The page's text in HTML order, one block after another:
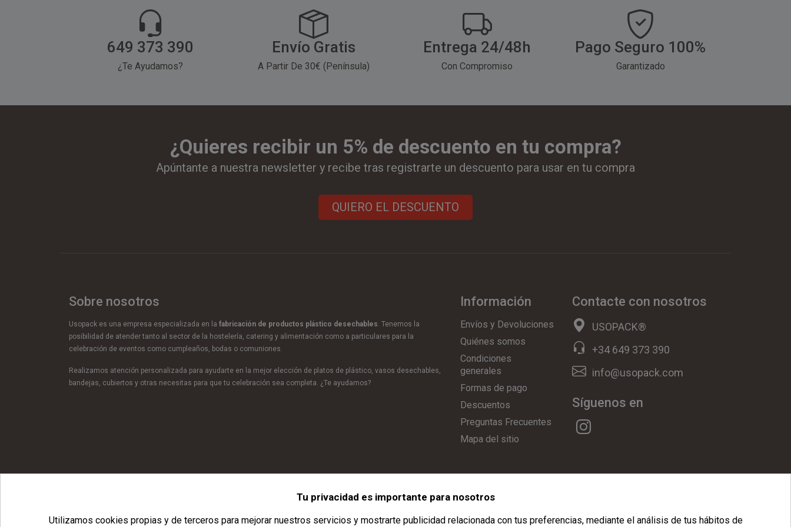
649 373 390
¿Te Ayudamos?
Envío Gratis
A Partir De 30€ (Península)
Entrega 24/48h
Con Compromiso
Pago Seguro 100%
Garantizado
¿Quieres recibir un 5% de descuento en tu compra?
Apúntante a nuestra newsletter y recibe tras registrarte un descuento para usar en tu compra
QUIERO EL DESCUENTO
Sobre nosotros
Usopack es una empresa especializada en la fabricación de productos plástico desechables. Tenemos la
posibilidad de atender tanto al sector de la hostelería, catering y alimentación como a particulares para la
celebración de eventos como cumpleaños, bodas o comuniones.
Realizamos atención personalizada para ayudarte en la mejor elección de platos de plástico, vasos desechables,
bandejas, cubiertos y otras necesitas para que tu celebración sea completa. ¿Te ayudamos?
Información
Envíos y Devoluciones
Quiénes somos
Condiciones
generales
Formas de pago
Descuentos
Preguntas Frecuentes
Mapa del sitio
Contacte con nosotros
USOPACK®
+34 649 373 390
info@usopack.com
Síguenos en
Tu privacidad es importante para nosotros
Utilizamos cookies propias y de terceros para mejorar nuestros servicios y mostrarte publicidad relacionada con tus preferencias, mediante el análisis de tus hábitos de